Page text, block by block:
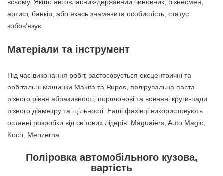
всьому. Якщо автовласник-державний чиновник, бізнесмен,
артист, банкір, або якась знаменита особистість, статус
зобов'язує.
Матеріали та інструмент
Під час виконання робіт, застосовується ексцентричні та
орбітальні машинки Makita та Rupes, полірувальна паста
різного рівня абразивності, поролонові та вовняні круги-пади
різного діаметру та щільності. Наші фахівці використовують
останні розробки від світових лідерів: Maguaiers, Auto Magic,
Koch, Menzerna.
Поліровка автомобільного кузова,
вартість